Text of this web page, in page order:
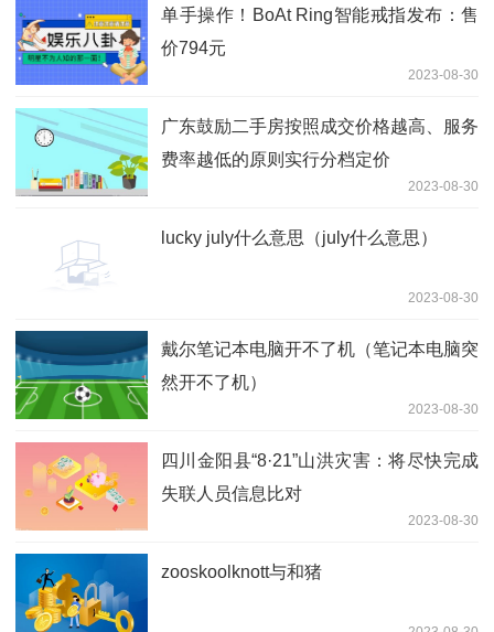
单手操作！BoAt Ring智能戒指发布：售
价794元
2023-08-30
广东鼓励二手房按照成交价格越高、服务
费率越低的原则实行分档定价
2023-08-30
lucky july什么意思（july什么意思）
2023-08-30
戴尔笔记本电脑开不了机（笔记本电脑突
然开不了机）
2023-08-30
四川金阳县“8·21”山洪灾害：将尽快完成
失联人员信息比对
2023-08-30
zooskoolknott与和猪